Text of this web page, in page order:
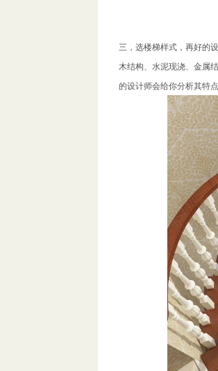
三，选楼梯样式，再好的
木结构、水泥现浇、金属
的设计师会给你分析其特